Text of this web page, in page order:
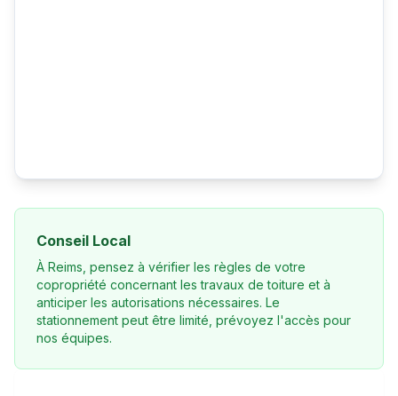
Conseil Local
À Reims, pensez à vérifier les règles de votre
copropriété concernant les travaux de toiture et à
anticiper les autorisations nécessaires. Le
stationnement peut être limité, prévoyez l'accès pour
nos équipes.